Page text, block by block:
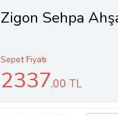
Zigon Sehpa
Sepet Fiyatı
2337,00 TL